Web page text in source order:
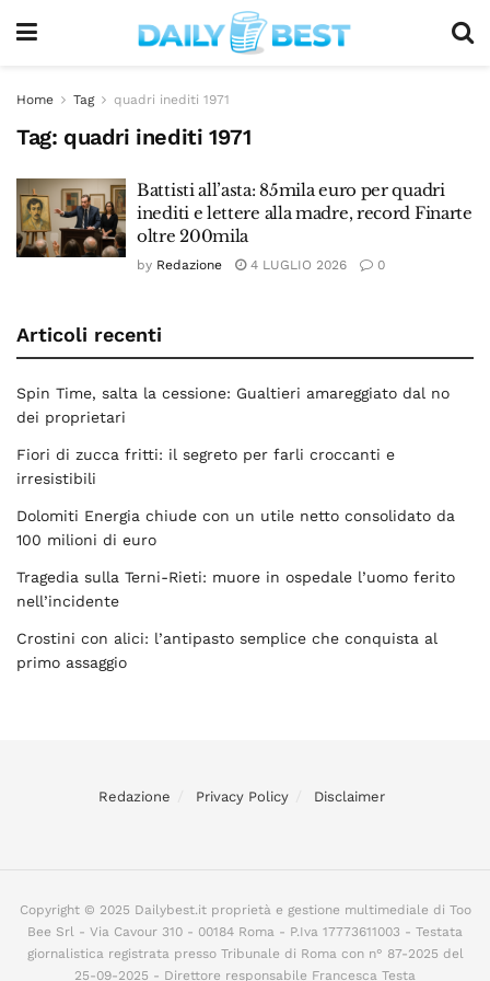
Home Tag quadri inediti 1971
Tag: quadri inediti 1971
Battisti all’asta: 85mila euro per quadri
inediti e lettere alla madre, record Finarte
oltre 200mila
by Redazione 4 LUGLIO 2026 0
Articoli recenti
Spin Time, salta la cessione: Gualtieri amareggiato dal no
dei proprietari
Fiori di zucca fritti: il segreto per farli croccanti e
irresistibili
Dolomiti Energia chiude con un utile netto consolidato da
100 milioni di euro
Tragedia sulla Terni-Rieti: muore in ospedale l’uomo ferito
nell’incidente
Crostini con alici: l’antipasto semplice che conquista al
primo assaggio
Redazione Privacy Policy Disclaimer
Copyright © 2025 Dailybest.it proprietà e gestione multimediale di Too
Bee Srl - Via Cavour 310 - 00184 Roma - P.Iva 17773611003 - Testata
giornalistica registrata presso Tribunale di Roma con n° 87-2025 del
25-09-2025 - Direttore responsabile Francesca Testa